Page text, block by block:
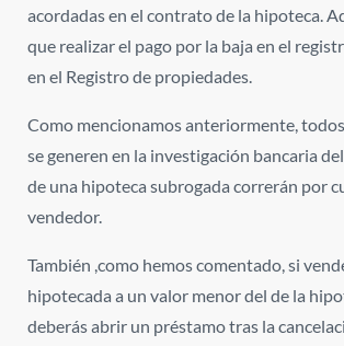
acordadas en el contrato de la hipoteca.
que realizar el pago por la baja en el
en el Registro de propiedades.
Como mencionamos anteriormente,
se generen en la investigación bancaria
de una hipoteca subrogada correrán por
vendedor.
También ,como hemos comentado, si
hipotecada a un valor menor del de la
deberás abrir un préstamotras la